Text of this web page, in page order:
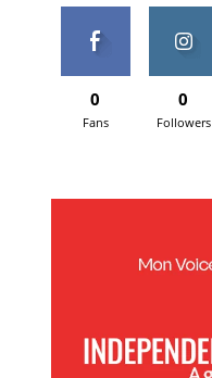
0
Fans
0
Followers